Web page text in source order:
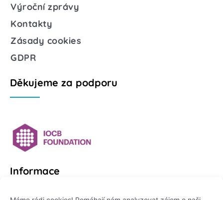
Výroční zprávy
Kontakty
Zásady cookies
GDPR
Děkujeme za podporu
Informace